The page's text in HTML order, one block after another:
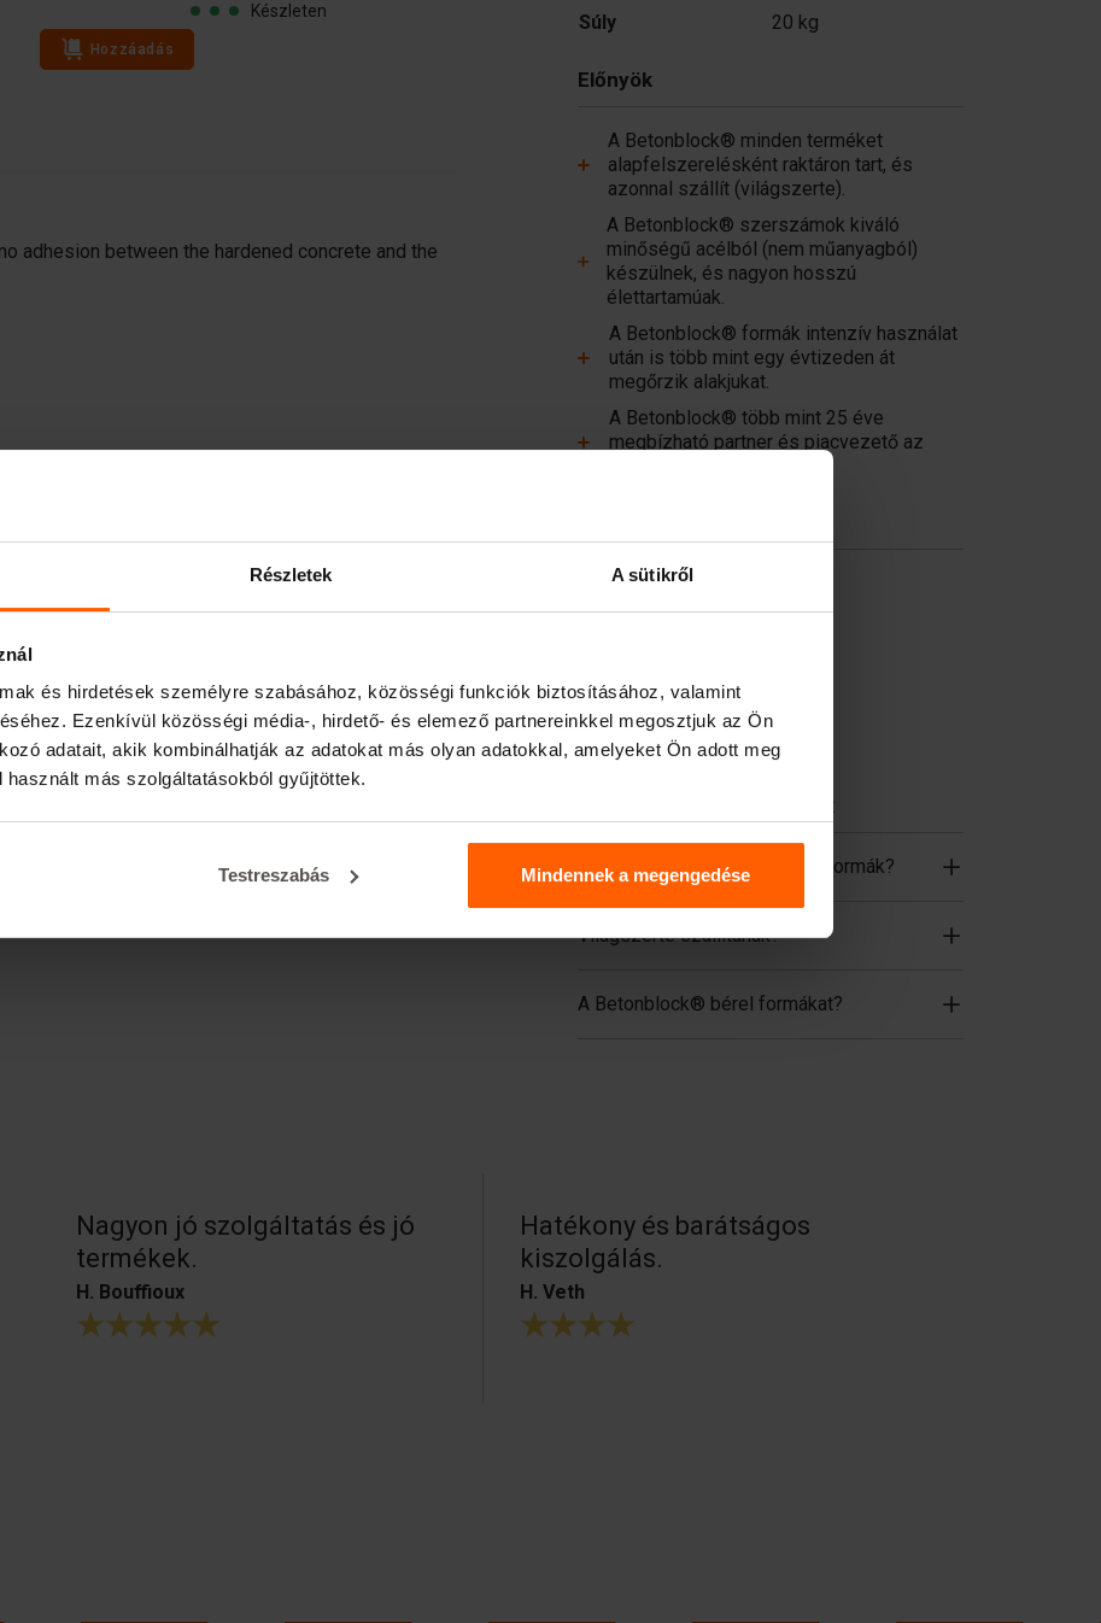
Részletek A sütikről
és hirdetések személyre szabásához, közösségi funkciók biztosításához, valamint
Ezenkívül közösségi média-, hirdető- és elemező partnereinkkel megosztjuk az Ön
adatait, akik kombinálhatják az adatokat más olyan adatokkal, amelyeket Ön adott meg
más szolgáltatásokból gyűjtöttek.
Testreszabás Mindennek a megengedése
Készleten
Hozzáadás
adhesion between the hardened concrete and the
Súly 20 kg
Előnyök
A Betonblock® minden terméket
alapfelszerelésként raktáron tart, és
azonnal szállít (világszerte).
A Betonblock® szerszámok kiváló
minőségű acélból (nem műanyagból)
készülnek, és nagyon hosszú
élettartamúak.
A Betonblock® formák intenzív használat
után is több mint egy évtizeden át
megőrzik alakjukat.
A Betonblock® több mint 25 éve
megbízható partner és piacvezető az
Partíciók
Emelőberendezések
Tartozékok
Pótalkatrészek
Gyakran ismételt kérdések
Melyik anyagból készülnek a formák?
Világszerte szállítanak?
A Betonblock® bérel formákat?
Nagyon jó szolgáltatás és jó
termékek.
H. Bouffioux
Hatékony és barátságos
kiszolgálás.
H. Veth